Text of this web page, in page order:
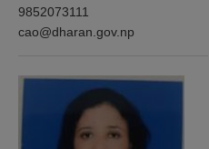
9852073111
cao@dharan.gov.np